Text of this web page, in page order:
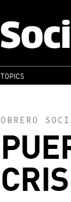
MAIN
NAVIGATION
TOPICS
OBRERO